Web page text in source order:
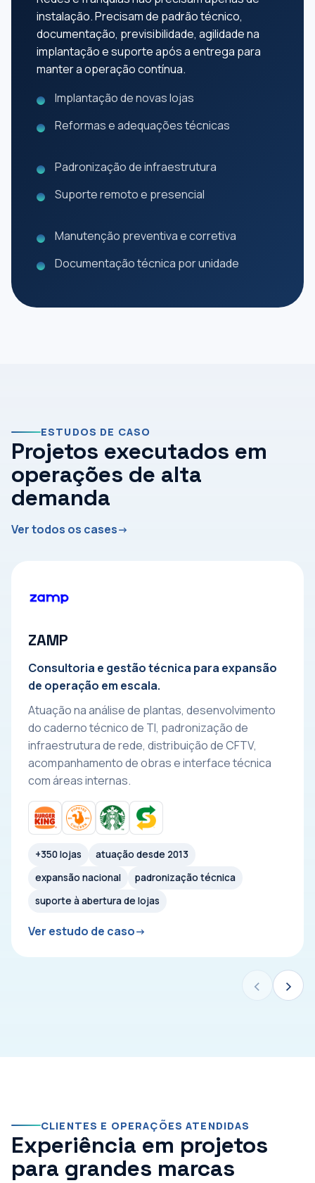
instalação. Precisam de padrão técnico,
documentação, previsibilidade, agilidade na
implantação e suporte após a entrega para
manter a operação contínua.
Implantação de novas lojas
Reformas e adequações técnicas
Padronização de infraestrutura
Suporte remoto e presencial
Manutenção preventiva e corretiva
Documentação técnica por unidade
ESTUDOS DE CASO
Projetos executados em
operações de alta
demanda
Ver todos os cases
ZAMP
Consultoria e gestão técnica para expansão
de operação em escala.
Atuação na análise de plantas, desenvolvimento
do caderno técnico de TI, padronização de
infraestrutura de rede, distribuição de CFTV,
acompanhamento de obras e interface técnica
com áreas internas.
+350 lojas
atuação desde 2013
expansão nacional
padronização técnica
suporte à abertura de lojas
Ver estudo de caso
‹ ›
CLIENTES E OPERAÇÕES ATENDIDAS
Experiência em projetos
para grandes marcas